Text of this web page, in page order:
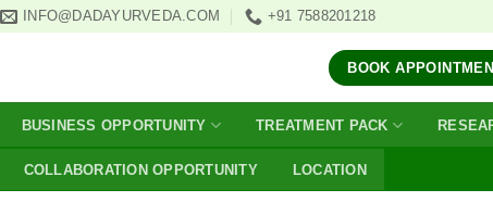
INFO@DADAYURVEDA.COM +91 7588201218
BOOK
BUSINESS OPPORTUNITY TREATMENT PACK
COLLABORATION OPPORTUNITY LOCATION